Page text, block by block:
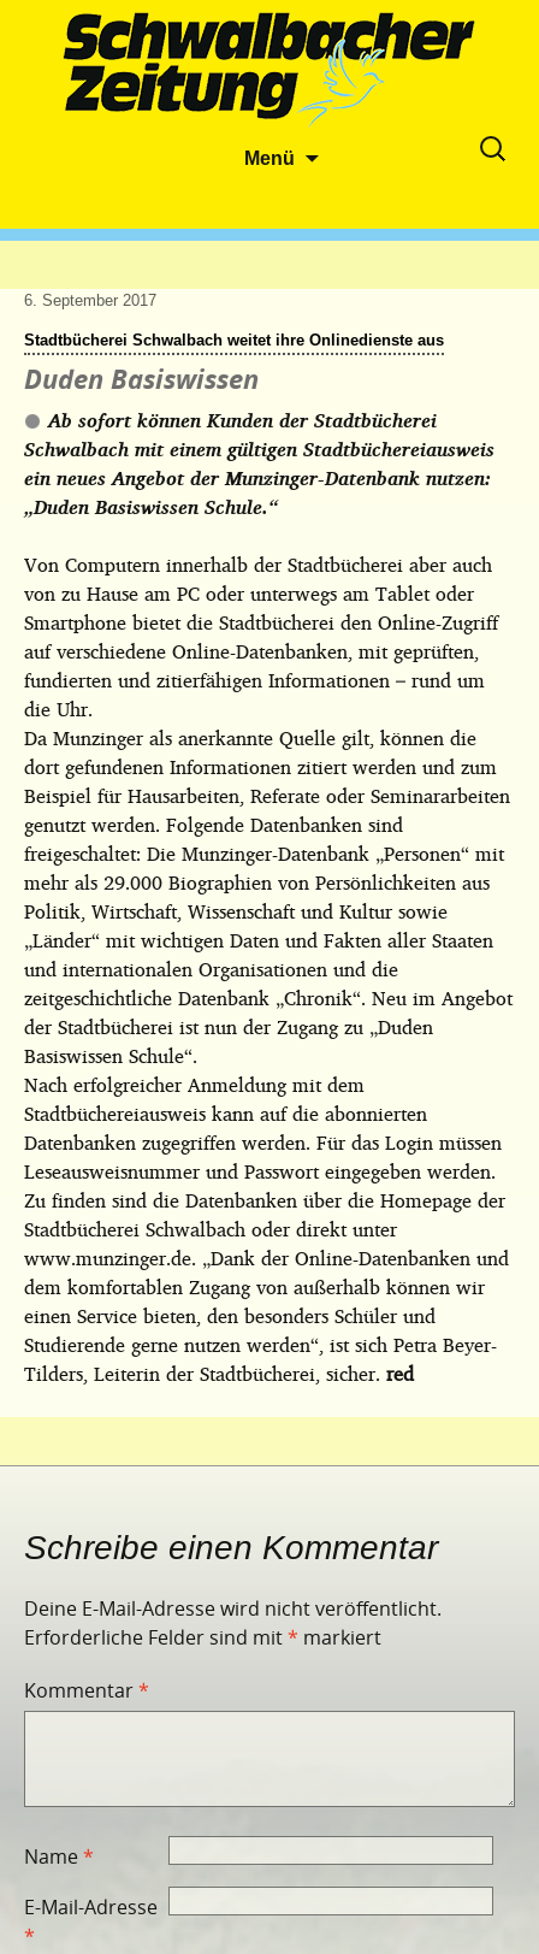
Menü
Suche
6. September 2017
Stadtbücherei Schwalbach weitet ihre Onlinedienste aus
Duden Basiswissen
Ab sofort können Kunden der Stadtbücherei
Schwalbach mit einem gültigen Stadtbüchereiausweis
ein neues Angebot der Munzinger-Datenbank nutzen:
„Duden Basiswissen Schule.“
Von Computern innerhalb der Stadtbücherei aber auch
von zu Hause am PC oder unterwegs am Tablet oder
Smartphone bietet die Stadtbücherei den Online-Zugriff
auf verschiedene Online-Datenbanken, mit geprüften,
fundierten und zitierfähigen Informationen – rund um
die Uhr.
Da Munzinger als anerkannte Quelle gilt, können die
dort gefundenen Informationen zitiert werden und zum
Beispiel für Hausarbeiten, Referate oder Seminararbeiten
genutzt werden. Folgende Datenbanken sind
freigeschaltet: Die Munzinger-Datenbank „Personen“ mit
mehr als 29.000 Biographien von Persönlichkeiten aus
Politik, Wirtschaft, Wissenschaft und Kultur sowie
„Länder“ mit wichtigen Daten und Fakten aller Staaten
und internationalen Organisationen und die
zeitgeschichtliche Datenbank „Chronik“. Neu im Angebot
der Stadtbücherei ist nun der Zugang zu „Duden
Basiswissen Schule“.
Nach erfolgreicher Anmeldung mit dem
Stadtbüchereiausweis kann auf die abonnierten
Datenbanken zugegriffen werden. Für das Login müssen
Leseausweisnummer und Passwort eingegeben werden.
Zu finden sind die Datenbanken über die Homepage der
Stadtbücherei Schwalbach oder direkt unter
www.munzinger.de. „Dank der Online-Datenbanken und
dem komfortablen Zugang von außerhalb können wir
einen Service bieten, den besonders Schüler und
Studierende gerne nutzen werden“, ist sich Petra Beyer-
Tilders, Leiterin der Stadtbücherei, sicher. red
Schreibe einen Kommentar
Deine E-Mail-Adresse wird nicht veröffentlicht.
Erforderliche Felder sind mit* markiert
Kommentar*
Name*
E-Mail-Adresse
*